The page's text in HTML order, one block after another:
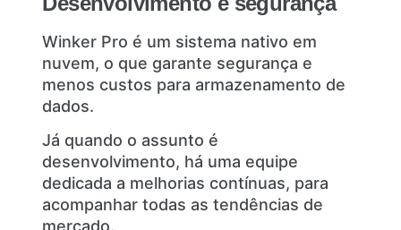
Winker Pro é um sistema nativo em
nuvem, o que garante segurança e
menos custos para armazenamento de
dados.
Já quando o assunto é
desenvolvimento, há uma equipe
dedicada a melhorias contínuas, para
acompanhar todas as tendências de